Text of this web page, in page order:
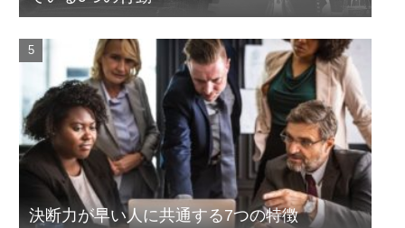
決断力が早い人に共通する7つの特徴